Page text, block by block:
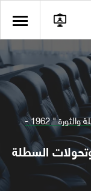
ثورة 26 سبتمبر : بين كتابة التاريخ وتحولات السطلة والثورة " 1962 -
وتحولات السطلة